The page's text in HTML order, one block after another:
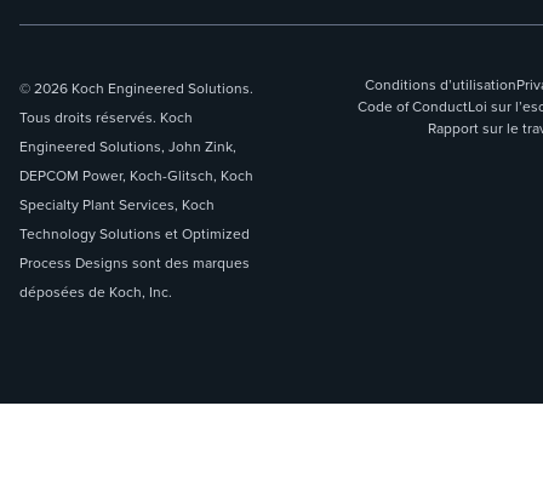
© 2026 Koch Engineered Solutions.
Tous droits réservés. Koch
Engineered Solutions, John Zink,
DEPCOM Power, Koch-Glitsch, Koch
Specialty Plant Services, Koch
Technology Solutions et Optimized
Process Designs sont des marques
déposées de Koch, Inc.
Conditions d’utilisation
Code of ConductLoi sur
Rapport sur le